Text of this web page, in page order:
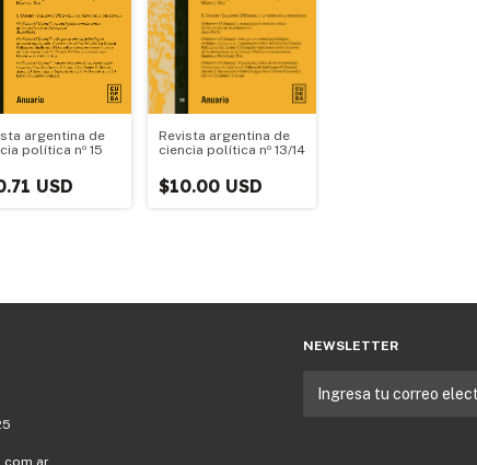
argentina de
política nº 15
USD
Revista argentina de
ciencia política nº 13/14
$10.00 USD
NEWSLETTER